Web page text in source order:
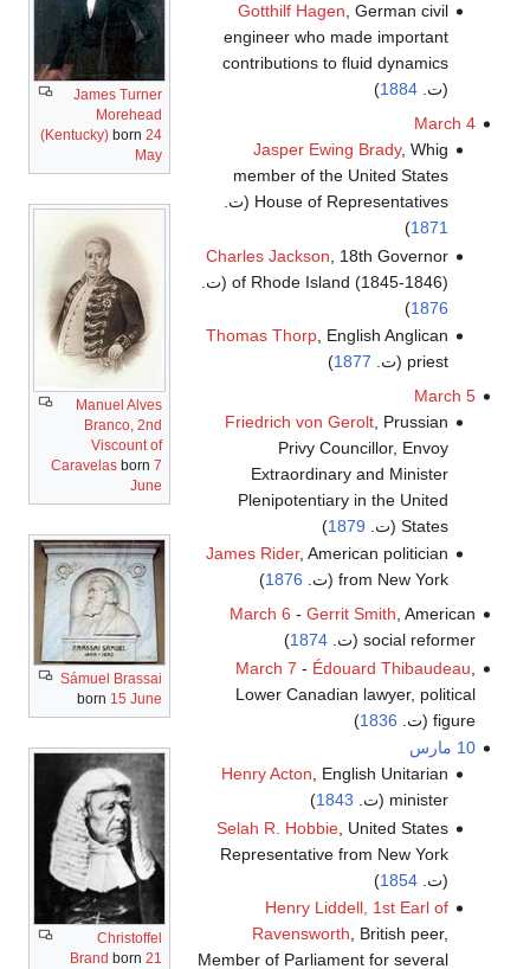
James Turner
Morehead
(Kentucky) born 24
May
Manuel Alves
Branco, 2nd
Viscount of
Caravelas born 7
June
Sámuel Brassai
born 15 June
Christoffel
Brand born 21
Gotthilf Hagen, German civil
engineer who made important
contributions to fluid dynamics
(ت. 1884
)
March 4
Jasper Ewing Brady, Whig
member of the United States
House of Representatives (ت.
1871
)
Charles Jackson , 18th Governor
of Rhode Island (1845-1846) (ت.
1876
)
Thomas Thorp , English Anglican
priest (ت.
1877
)
March 5
Friedrich von Gerolt , Prussian
Privy Councillor, Envoy
Extraordinary and Minister
Plenipotentiary in the United
States (ت.
1879
)
James Rider, American politician
from New York (ت.
1876
)
March 6 - Gerrit Smith, American
social reformer (ت.
1874
)
March 7 - Édouard Thibaudeau
Lower Canadian lawyer, political
figure (ت.
1836
)
10 مارس
Henry Acton , English Unitarian
minister (ت.
1843
)
Selah R. Hobbie , United States
Representative from New York
(ت. 1854
)
Henry Liddell, 1st Earl of
Ravensworth , British peer,
Member of Parliament for several